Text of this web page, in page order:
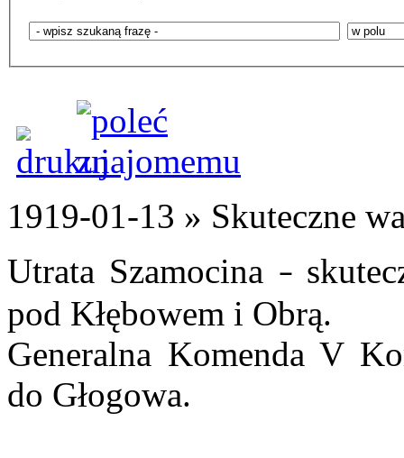
1919-01-13 » Skuteczne
Utrata Szamocina –
pod Kłębowem i Obrą.
Generalna Komenda V
do Głogowa.